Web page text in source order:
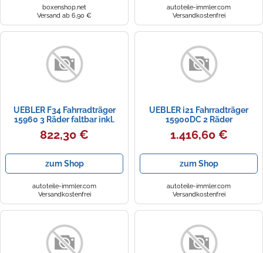
boxenshop.net
Versand ab 6,90 €
autoteile-immler.com
Versandkostenfrei
UEBLER F34 Fahrradträger
15960 3 Räder faltbar inkl.
Tasche und Auffahrschiene
822,30 €
zum Shop
autoteile-immler.com
Versandkostenfrei
UEBLER i21 Fahrradträger
15900DC 2 Räder
Rückfahrkontrolle inkl. Tasche
und Auffahrschiene
1.416,60 €
zum Shop
autoteile-immler.com
Versandkostenfrei